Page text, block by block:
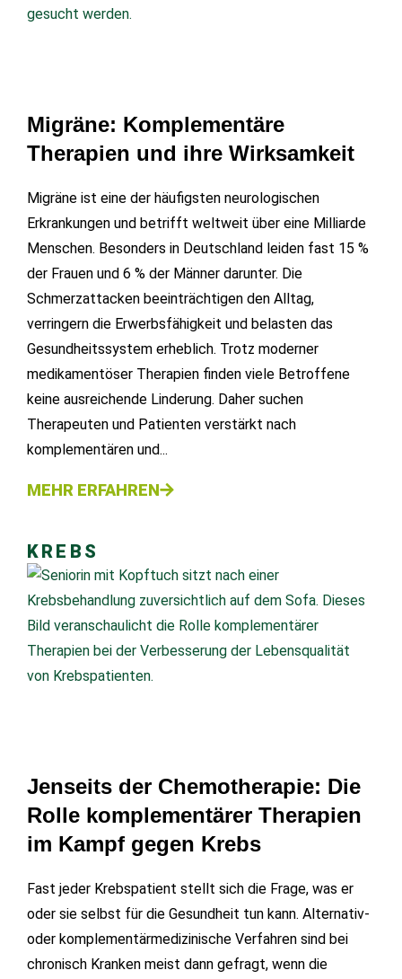
Migräne: Komplementäre
Therapien und ihre Wirksamkeit
Migräne ist eine der häufigsten neurologischen
Erkrankungen und betrifft weltweit über eine Milliarde
Menschen. Besonders in Deutschland leiden fast 15 %
der Frauen und 6 % der Männer darunter. Die
Schmerzattacken beeinträchtigen den Alltag,
verringern die Erwerbsfähigkeit und belasten das
Gesundheitssystem erheblich. Trotz moderner
medikamentöser Therapien finden viele Betroffene
keine ausreichende Linderung. Daher suchen
Therapeuten und Patienten verstärkt nach
komplementären und...
MEHR ERFAHREN
KREBS
Jenseits der Chemotherapie: Die
Rolle komplementärer Therapien
im Kampf gegen Krebs
Fast jeder Krebspatient stellt sich die Frage, was er
oder sie selbst für die Gesundheit tun kann. Alternativ-
oder komplementärmedizinische Verfahren sind bei
chronisch Kranken meist dann gefragt, wenn die